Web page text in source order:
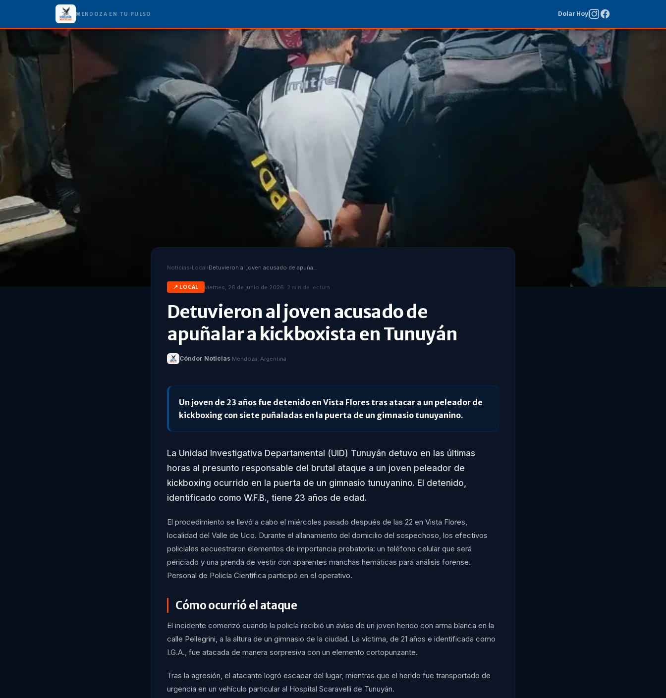
MENDOZA EN TU PULSO Dolar Hoy
Noticias›Local› Detuvieron al joven acusado de apuñalar a kickboxista en Tunuyán
📍 LOCAL viernes, 26 de junio de 2026· 2 min de lectura
Detuvieron al joven acusado de
apuñalar a kickboxista en Tunuyán
Cóndor Noticias·Mendoza, Argentina
Un joven de 23 años fue detenido en Vista Flores tras atacar a un peleador de
kickboxing con siete puñaladas en la puerta de un gimnasio tunuyanino.
La Unidad Investigativa Departamental (UID) Tunuyán detuvo en las últimas
horas al presunto responsable del brutal ataque a un joven peleador de
kickboxing ocurrido en la puerta de un gimnasio tunuyanino. El detenido,
identificado como W.F.B., tiene 23 años de edad.
El procedimiento se llevó a cabo el miércoles pasado después de las 22 en Vista Flores,
localidad del Valle de Uco. Durante el allanamiento del domicilio del sospechoso, los efectivos
policiales secuestraron elementos de importancia probatoria: un teléfono celular que será
periciado y una prenda de vestir con aparentes manchas hemáticas para análisis forense.
Personal de Policía Científica participó en el operativo.
Cómo ocurrió el ataque
El incidente comenzó cuando la policía recibió un aviso de un joven herido con arma blanca en la
calle Pellegrini, a la altura de un gimnasio de la ciudad. La víctima, de 21 años e identificada como
I.G.A., fue atacada de manera sorpresiva con un elemento cortopunzante.
Tras la agresión, el atacante logró escapar del lugar, mientras que el herido fue transportado de
urgencia en un vehículo particular al Hospital Scaravelli de Tunuyán.